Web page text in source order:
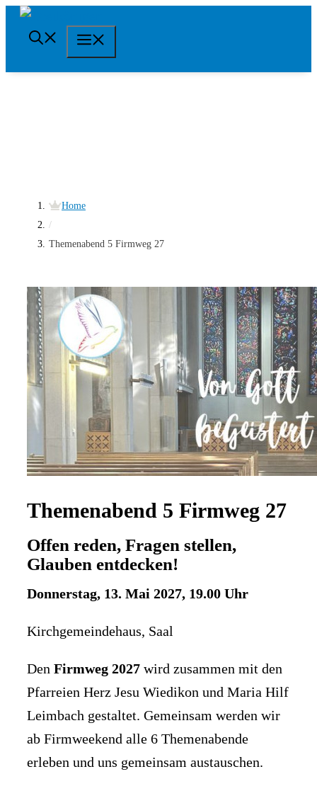
Springe
zum
Home
/
Themenabend 5 Firmweg 27
Themenabend 5 Firmweg 27
Offen reden, Fragen stellen,
Glauben entdecken!
Donnerstag, 13. Mai 2027, 19.00 Uhr
Kirchgemeindehaus, Saal
Den Firmweg 2027 wird zusammen mit den
Pfarreien Herz Jesu Wiedikon und Maria Hilf
Leimbach gestaltet. Gemeinsam werden wir
ab Firmweekend alle 6 Themenabende
erleben und uns gemeinsam austauschen.